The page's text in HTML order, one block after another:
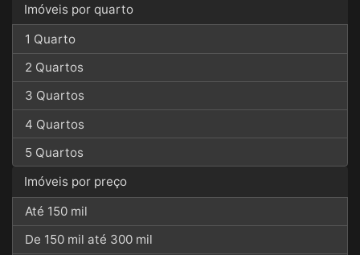
Imóveis por quarto
1 Quarto
2 Quartos
3 Quartos
4 Quartos
5 Quartos
Imóveis por preço
Até 150 mil
De 150 mil até 300 mil